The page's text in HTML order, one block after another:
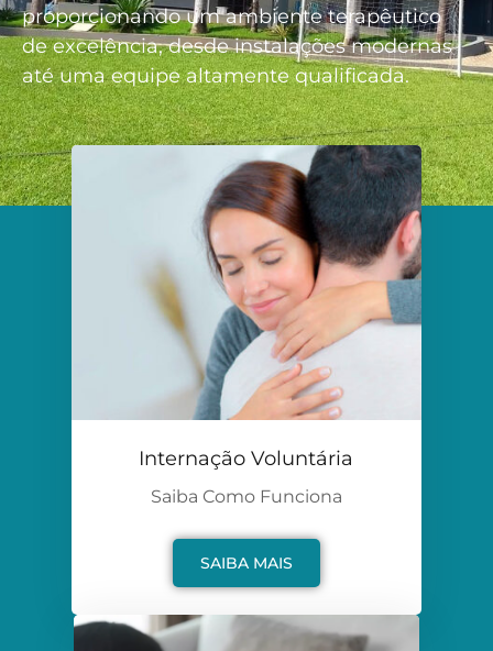
proporcionando um ambiente terapêutico
de excelência, desde instalações modernas
até uma equipe altamente qualificada.
Internação Voluntária
Saiba Como Funciona
SAIBA MAIS